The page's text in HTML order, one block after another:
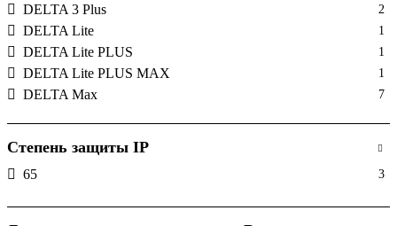
DELTA 3 Plus 2
DELTA Lite 1
DELTA Lite PLUS 1
DELTA Lite PLUS MAX 1
DELTA Max 7
DELTA Pro 3
DELTA Pro ULTRA 2
Степень защиты IP
65 3